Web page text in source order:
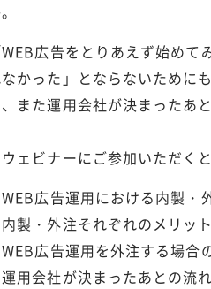
WEB広告をとりあえず始め
かった」とならないために
、また運用会社が決まったあ
ェビナーにご参加いただくと
WEB広告運用における内製・
内製・外注それぞれのメリッ
WEB広告運用を外注する場合
運用会社が決まったあとの流れ